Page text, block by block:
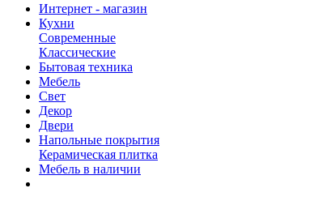
Интернет - магазин
Кухни
Современные
Классические
Бытовая техника
Мебель
Свет
Декор
Двери
Напольные покрытия
Керамическая плитка
Мебель в наличии